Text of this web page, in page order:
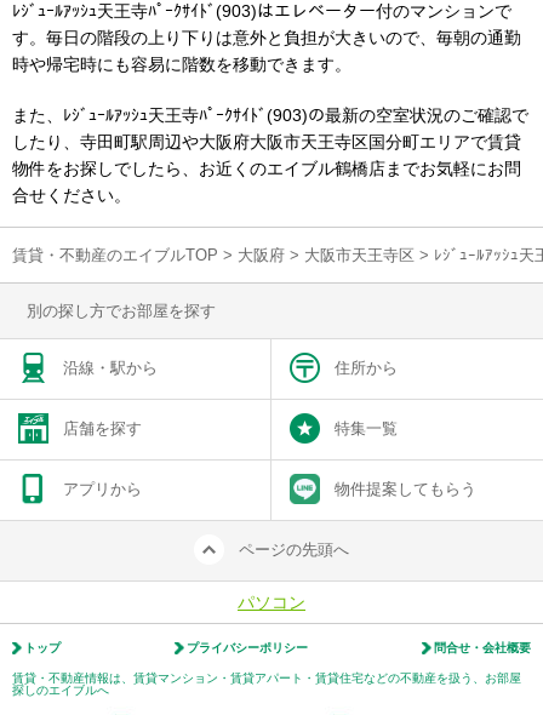
ﾚｼﾞｭｰﾙｱｯｼｭ天王寺ﾊﾟｰｸｻｲﾄﾞ(903)はエレベーター付のマンションで
す。毎日の階段の上り下りは意外と負担が大きいので、毎朝の通勤
時や帰宅時にも容易に階数を移動できます。
また、ﾚｼﾞｭｰﾙｱｯｼｭ天王寺ﾊﾟｰｸｻｲﾄﾞ(903)の最新の空室状況のご確認で
したり、寺田町駅周辺や大阪府大阪市天王寺区国分町エリアで賃貸
物件をお探しでしたら、お近くのエイブル鶴橋店までお気軽にお問
合せください。
賃貸・不動産のエイブルTOP > 大阪府 > 大阪市天王寺区 > ﾚｼﾞｭｰﾙｱｯｼｭ天
別の探し方でお部屋を探す
沿線・駅から 住所から
店舗を探す 特集一覧
アプリから 物件提案してもらう
ページの先頭へ
パソコン
トップ プライバシーポリシー 問合せ・会社概要
賃貸・不動産情報は、賃貸マンション・賃貸アパート・賃貸住宅などの不動産を扱う、お部屋
探しのエイブルへ